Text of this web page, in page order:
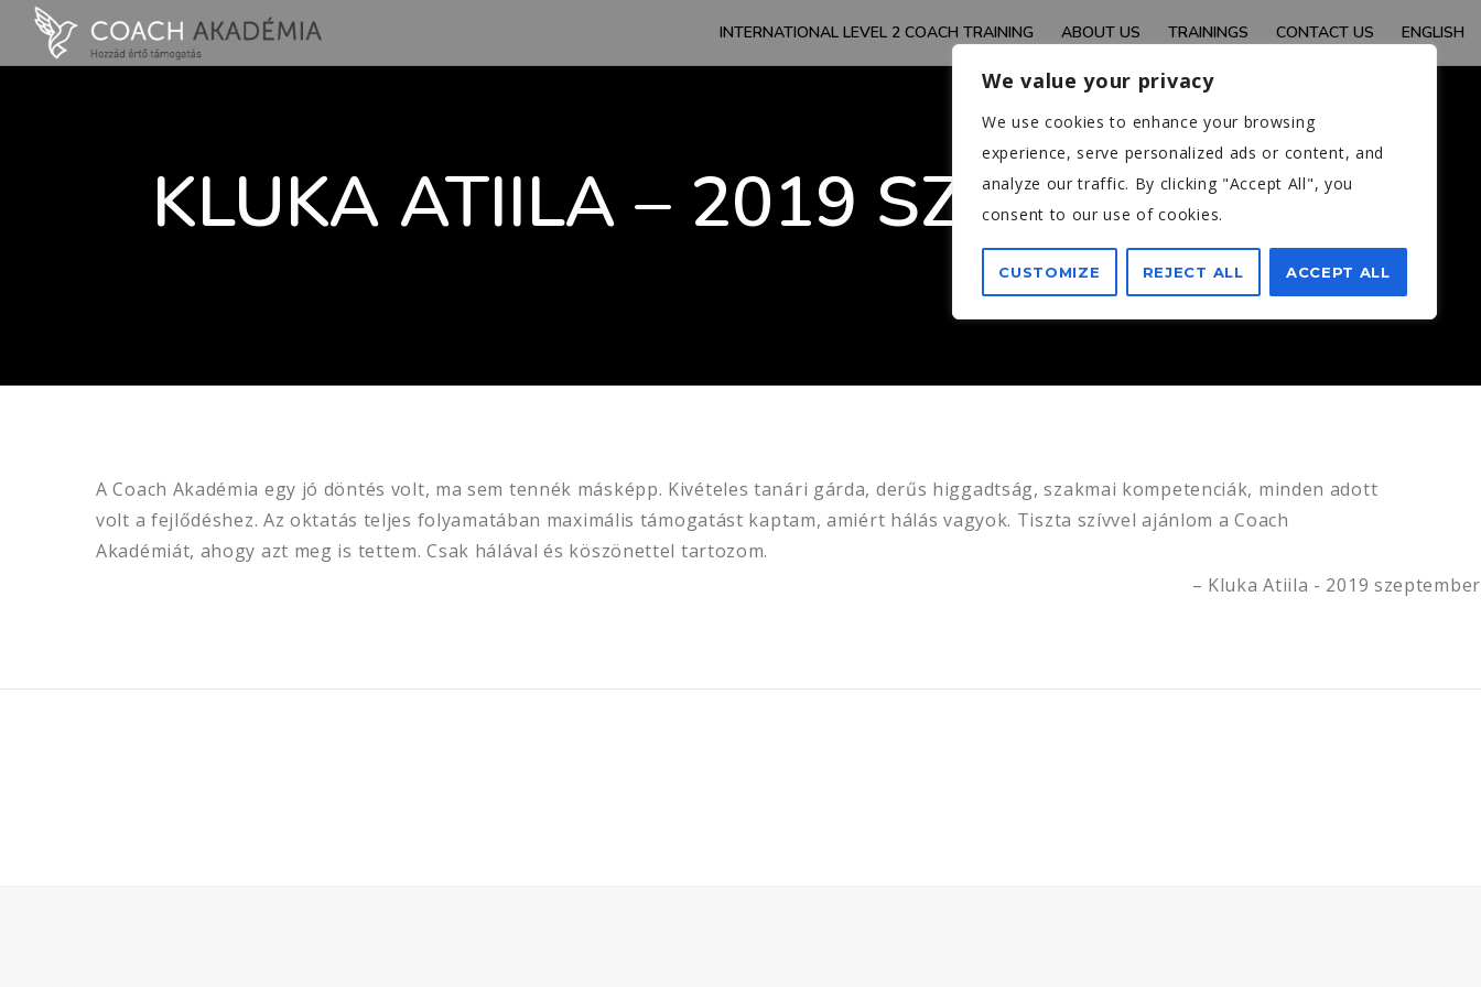
We value your privacy
We use cookies to enhance your browsing
experience, serve personalized ads or content, and
analyze our traffic. By clicking "Accept All", you
consent to our use of cookies.
CUSTOMIZE REJECT ALL ACCEPT ALL
INTERNATIONAL LEVEL 2 COACH TRAINING ABOUT US TRAININGS CONTACT US ENGLISH
KLUKA ATIILA – 2019 SZEPTEMBER
A Coach Akadémia egy jó döntés volt, ma sem tennék másképp. Kivételes tanári gárda, derűs higgadtság, szakmai kompetenciák, minden adott
volt a fejlődéshez. Az oktatás teljes folyamatában maximális támogatást kaptam, amiért hálás vagyok. Tiszta szívvel ajánlom a Coach
Akadémiát, ahogy azt meg is tettem. Csak hálával és köszönettel tartozom.
Kluka Atiila - 2019 szeptember